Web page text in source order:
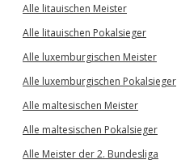
Alle litauischen Meister
Alle litauischen Pokalsieger
Alle luxemburgischen Meister
Alle luxemburgischen Pokalsieger
Alle maltesischen Meister
Alle maltesischen Pokalsieger
Alle Meister der 2. Bundesliga